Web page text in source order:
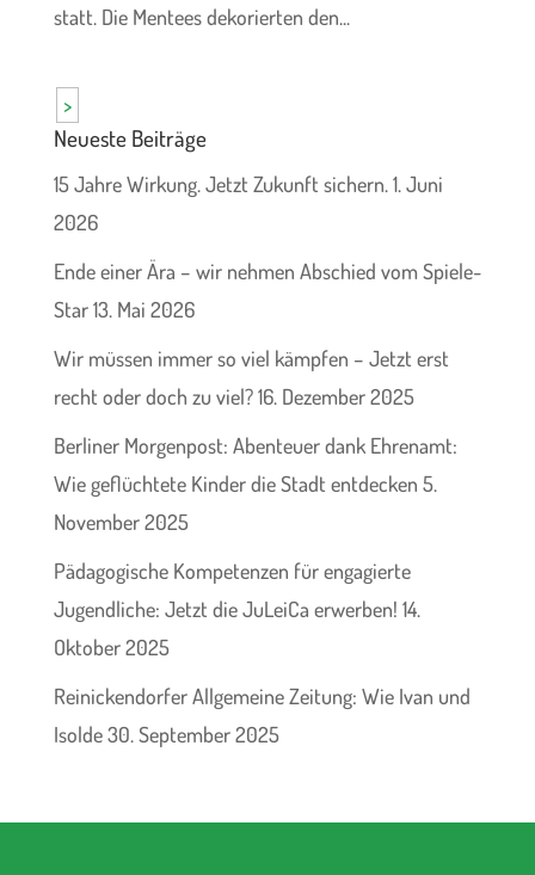
statt. Die Mentees dekorierten den...
>
Neueste Beiträge
15 Jahre Wirkung. Jetzt Zukunft sichern.1. Juni
2026
Ende einer Ära – wir nehmen Abschied vom Spiele-
Star13. Mai 2026
Wir müssen immer so viel kämpfen – Jetzt erst
recht oder doch zu viel?16. Dezember 2025
Berliner Morgenpost: Abenteuer dank Ehrenamt:
Wie geflüchtete Kinder die Stadt entdecken 5.
November 2025
Pädagogische Kompetenzen für engagierte
Jugendliche: Jetzt die JuLeiCa erwerben! 14.
Oktober 2025
Reinickendorfer Allgemeine Zeitung: Wie Ivan und
Isolde30. September 2025